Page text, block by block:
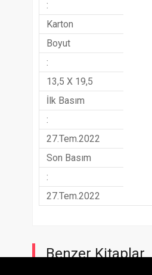
:
Karton
Boyut
:
13,5 X 19,5
İlk Basım
:
27.Tem.2022
Son Basım
:
27.Tem.2022
Benzer Kitaplar